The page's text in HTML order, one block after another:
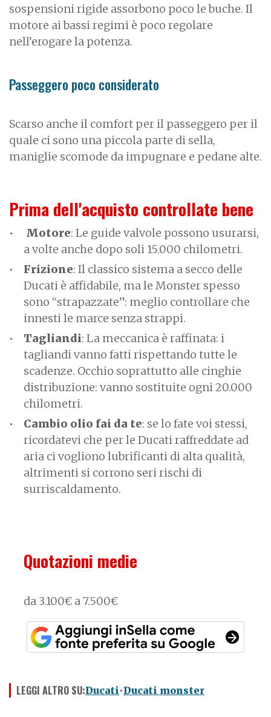
sospensioni rigide assorbono poco le buche. Il
motore ai bassi regimi è poco regolare
nell’erogare la potenza.
Passeggero poco considerato
Scarso anche il comfort per il passeggero per il
quale ci sono una piccola parte di sella,
maniglie scomode da impugnare e pedane alte.
Prima dell'acquisto controllate bene
Motore: Le guide valvole possono usurarsi,
a volte anche dopo soli 15.000 chilometri.
Frizione: Il classico sistema a secco delle
Ducati è affidabile, ma le Monster spesso
sono “strapazzate”: meglio controllare che
innesti le marce senza strappi.
Tagliandi: La meccanica è raffinata: i
tagliandi vanno fatti rispettando tutte le
scadenze. Occhio soprattutto alle cinghie
distribuzione: vanno sostituite ogni 20.000
chilometri.
Cambio olio fai da te: se lo fate voi stessi,
ricordatevi che per le Ducati raffreddate ad
aria ci vogliono lubrificanti di alta qualità,
altrimenti si corrono seri rischi di
surriscaldamento.
Quotazioni medie
da 3.100€ a 7.500€
LEGGI ALTRO SU:Ducati Ducati monster